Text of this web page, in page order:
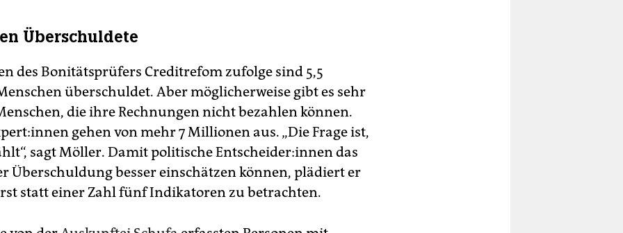
Überschuldete
des Bonitätsprüfers Creditrefom zufolge sind 5,5
überschuldet. Aber möglicherweise gibt es sehr
die ihre Rechnungen nicht bezahlen können.
gehen von mehr 7 Millionen aus. „Die Frage ist,
sagt Möller. Damit politische Ent­schei­de­r:in­nen das
Überschuldung besser einschätzen können, plädiert er
statt einer Zahl fünf Indikatoren zu betrachten.